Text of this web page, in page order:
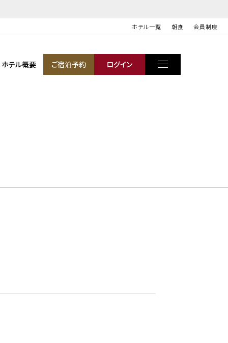
ホテル一覧 朝食 会員制度
ホテル概要 ご宿泊予約 ログイン